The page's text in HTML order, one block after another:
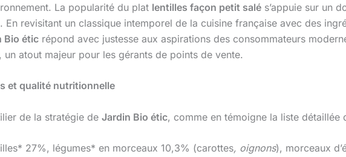
La popularité du plat lentilles façon petit salé s’appuie sur un
En revisitant un classique intemporel de la cuisine française avec des
Bio étic répond avec justesse aux aspirations des consommateurs
atout majeur pour les gérants de points de vente.
et qualité nutritionnelle
de la stratégie de Jardin Bio étic, comme en témoigne la liste détaillée
27%, légumes* en morceaux 10,3% (carottes, oignons), morceaux